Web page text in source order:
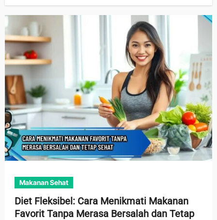
Makanan Sehat
Diet Fleksibel: Cara Menikmati Makanan
Favorit Tanpa Merasa Bersalah dan Tetap